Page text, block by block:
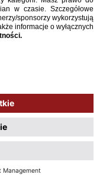
z naszego serwisu
tych plików, to zgadzasz
Pamiętaj, że
zmieniając ustawienia